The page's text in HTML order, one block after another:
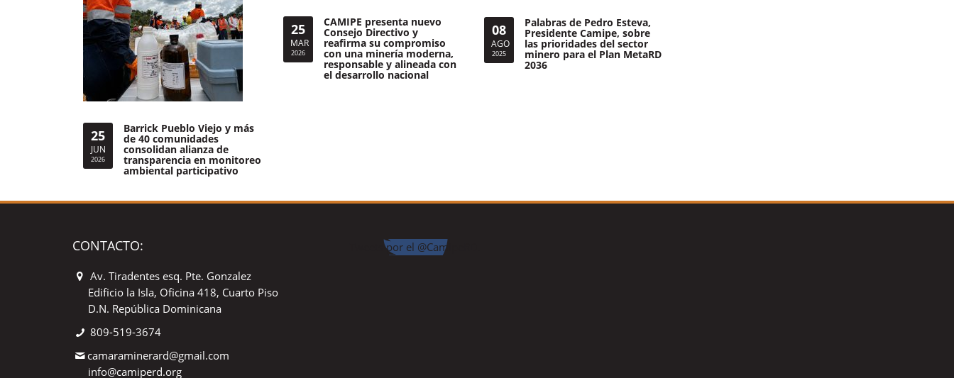
25
JUN
2026
Barrick Pueblo Viejo y más
de 40 comunidades
consolidan alianza de
transparencia en monitoreo
ambiental participativo
25
MAR
2026
CAMIPE presenta nuevo
Consejo Directivo y
reafirma su compromiso
con una minería moderna,
responsable y alineada con
el desarrollo nacional
08
AGO
2025
Palabras de Pedro Esteva,
Presidente Camipe, sobre
las prioridades del sector
minero para el Plan MetaRD
2036
CONTACTO:
Av. Tiradentes esq. Pte. Gonzalez
Edificio la Isla, Oficina 418, Cuarto Piso
D.N. República Dominicana
809-519-3674
camaraminerard@gmail.com
info@camiperd.org
Tweets por el @CamipeRD.